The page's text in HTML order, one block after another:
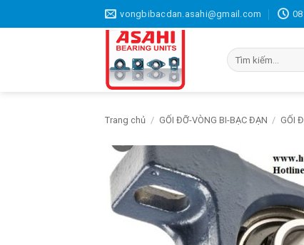
qua
vongbibacdan.asahi@gmail.com
Tìm
kiếm:
Trang chủ / GỐI ĐỠ-VÒNG BI-BẠC ĐẠN / GỐI